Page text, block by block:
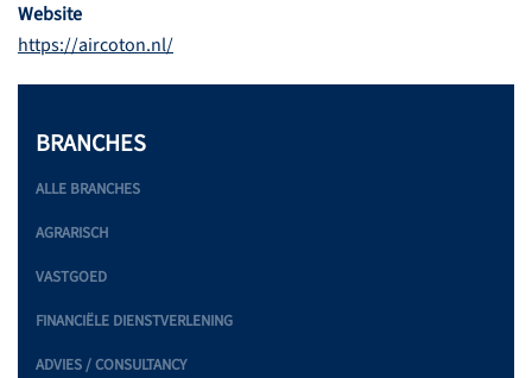
Website
https://aircoton.nl/
BRANCHES
ALLE BRANCHES
AGRARISCH
VASTGOED
FINANCIËLE DIENSTVERLENING
ADVIES / CONSULTANCY